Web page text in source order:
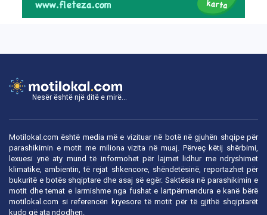
Nesër është një ditë e mirë...
Motilokal.com është media më e vizituar në botë në gjuhën shqipe për
parashikimin e motit me miliona vizita në muaj. Përveç këtij shërbimi,
lexuesi ynë aty mund të informohet për lajmet lidhur me ndryshimet
klimatike, ambientin, të rejat shkencore, shëndetësinë, reportazhet për
bukuritë e botës shqiptare dhe asaj së egër. Saktësia në parashikimin e
motit dhe temat e larmishme nga fushat e lartpërmendura e kanë bërë
motilokal.com si referencën kryesore të motit për të gjithë shqiptarët
kudo që ata ndodhen.